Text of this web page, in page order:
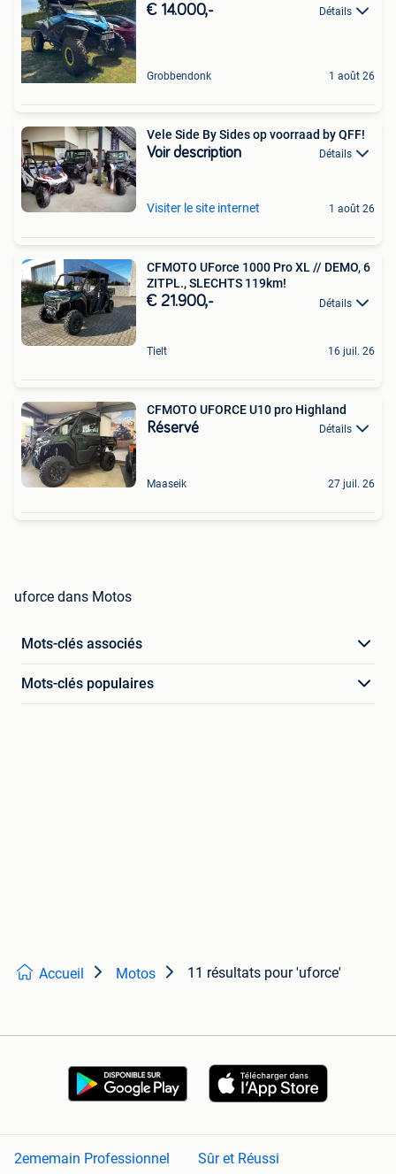
€ 14.000,- Détails
Grobbendonk 1 août 26
Vele Side By Sides op voorraad by QFF!
Voir description Détails
Visiter le site internet 1 août 26
CFMOTO UForce 1000 Pro XL // DEMO, 6
ZITPL., SLECHTS 119km!
€ 21.900,- Détails
Tielt 16 juil. 26
CFMOTO UFORCE U10 pro Highland
Réservé Détails
Maaseik 27 juil. 26
uforce dans Motos
Mots-clés associés
Mots-clés populaires
Accueil Motos 11 résultats pour 'uforce'
2ememain Professionnel Sûr et Réussi